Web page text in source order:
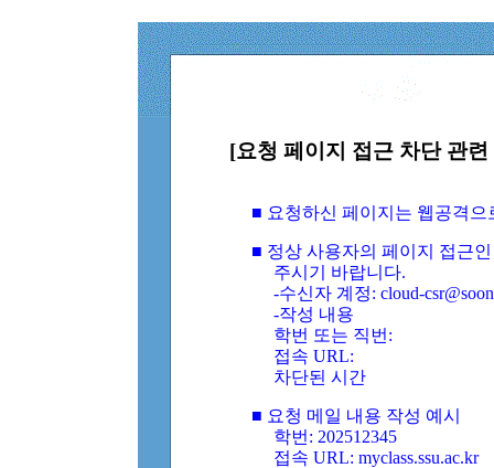
[요청 페이지 접근 차단 관
■ 요청하신 페이지는 웹공격
■ 정상 사용자의 페이지 접근
주시기 바랍니다.
-수신자 계정: cloud-
-작성 내용
학번 또는 직번:
접속 URL:
차단된 시간
■ 요청 메일 내용 작성 예시
학번: 202512345
접속 URL: myclass.ssu.ac.kr